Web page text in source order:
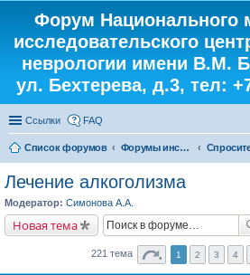
Форум Национального
исследовательского
неврологии имени В.М.
ул. Бехтерева, д.3, тел:
Ссылки FAQ
Список форумов Форумы института
Лечение алкоголизма
Модератор: Симонова А.А.
Новая тема
221 тема 1 2 3 4